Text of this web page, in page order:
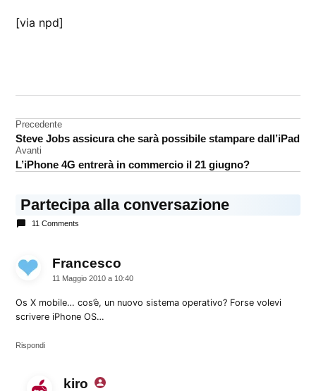
[via npd]
Android
Os X
Navigazione
articoli
Precedente
Steve Jobs assicura che sarà possibile stampare dall’iPad
Avanti
L’iPhone 4G entrerà in commercio il 21 giugno?
Partecipa alla conversazione
11 Comments
Francesco
11 Maggio 2010 a 10:40
Os X mobile… cos’è, un nuovo sistema operativo? Forse volevi
scrivere iPhone OS…
Rispondi
kiro dice: